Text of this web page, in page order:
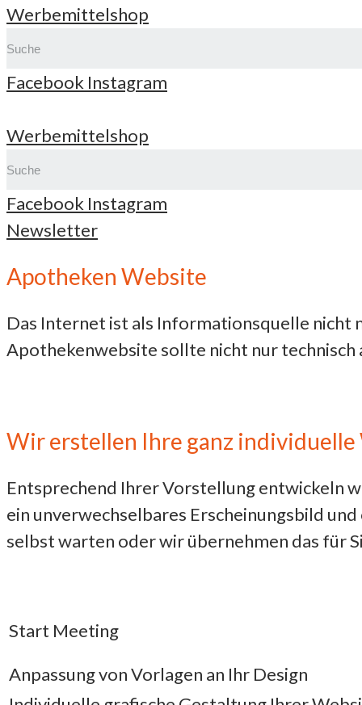
Werbemittelshop
Facebook Instagram
Werbemittelshop
Facebook Instagram
Newsletter
Apotheken Website
Das Internet ist als Informationsquelle nicht
Apothekenwebsite sollte nicht nur technisch
Wir erstellen Ihre ganz individuelle
Entsprechend Ihrer Vorstellung entwickeln
ein unverwechselbares Erscheinungsbild
selbst warten oder wir übernehmen das für
Start Meeting
Anpassung von Vorlagen an Ihr Design